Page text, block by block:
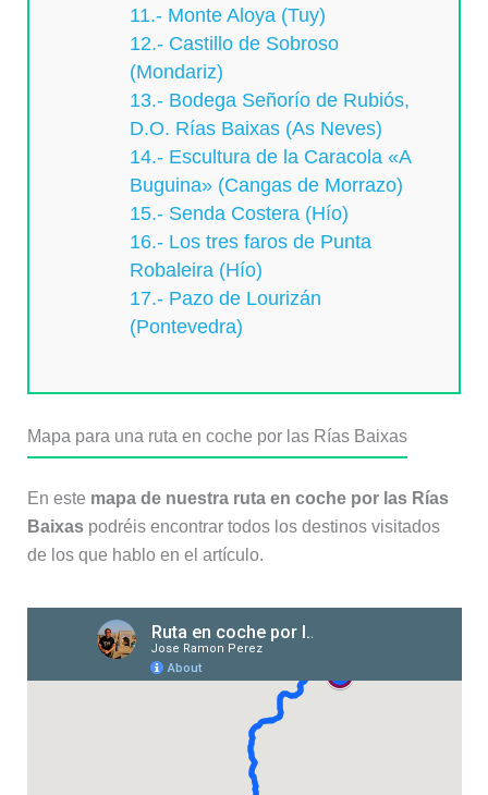
11.- Monte Aloya (Tuy)
12.- Castillo de Sobroso
(Mondariz)
13.- Bodega Señorío de Rubiós,
D.O. Rías Baixas (As Neves)
14.- Escultura de la Caracola «A
Buguina» (Cangas de Morrazo)
15.- Senda Costera (Hío)
16.- Los tres faros de Punta
Robaleira (Hío)
17.- Pazo de Lourizán
(Pontevedra)
Mapa para una ruta en coche por las Rías Baixas
En este mapa de nuestra ruta en coche por las Rías
Baixaspodréis encontrar todos los destinos visitados
de los que hablo en el artículo.